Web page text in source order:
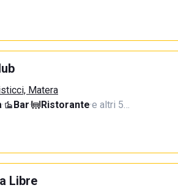
Matera
· Bar· Ristorante·e altri 5…
Libre